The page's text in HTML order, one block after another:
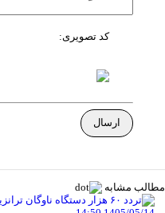
کد تصویری:
مطالب مشابه